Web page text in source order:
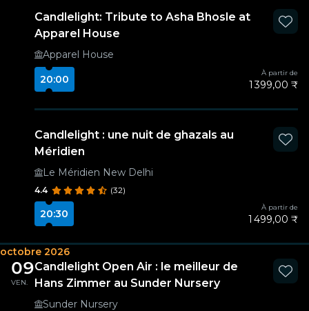
Candlelight: Tribute to Asha Bhosle at
Apparel House
Apparel House
20:00
À partir de
1 399,00 ₹
Candlelight : une nuit de ghazals au
Méridien
Le Méridien New Delhi
4.4 (32)
20:30
À partir de
1 499,00 ₹
octobre 2026
09
VEN.
Candlelight Open Air : le meilleur de
Hans Zimmer au Sunder Nursery
Sunder Nursery